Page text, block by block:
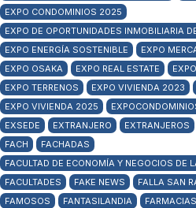
EXPO CONDOMINIOS 2025
EXPO DE OPORTUNIDADES INMOBILIARIA
EXPO ENERGÍA SOSTENIBLE
EXPO
EXPO OSAKA
EXPO REAL ESTATE
EXPO TERRENOS
EXPO VIVIENDA 2023
EXPO VIVIENDA 2025
EXSEDE
EXTRANJERO EXTRANJEROS
FACH
FACHADAS
FACULTAD DE ECONOMÍA Y NEGOCIOS DE
FACULTADES
FAKE NEWS FALLA SAN
FAMOSOS
FANTASILANDIA
FARMACIAS